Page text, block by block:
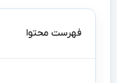
فهرست محتوا